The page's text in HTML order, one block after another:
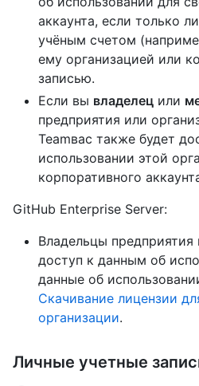
аккаунта, если только
учёным счетом
ему организацией или
записью.
Если вы владелец или
предприятия или
Teamвас также будет
использовании этой
корпоративного
GitHub Enterprise Server:
Владельцы предприятия
доступ к данным об
данные об
Скачивание лицензии
организации.
Личные учетные